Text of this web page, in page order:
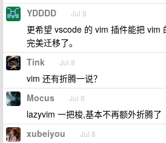
YDDDD Jul 8
更希望 vscode 的 vim 插件能把 vim
完美迁移了。
Tink Jul 8
vim 还有折腾一说？
Mocus Jul 8
lazyvim 一把梭,基本不再额外折腾了
xubeiyou Jul 8